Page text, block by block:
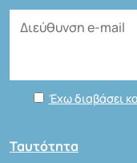
Έχω διαβάσει
Ταυτότητα